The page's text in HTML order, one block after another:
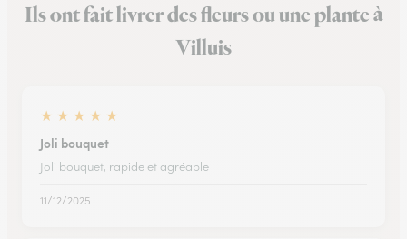
Ils ont fait livrer des fleurs ou une plante à
Villuis
★ ★ ★ ★ ★
Joli bouquet
Joli bouquet, rapide et agréable
11/12/2025